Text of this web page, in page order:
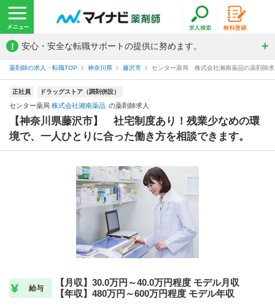
! 安心・安全な転職サポートの提供に努めます。
薬剤師の求人・転職TOP 神奈川県 藤沢市 センター薬局 株式会社湘南薬品の薬剤師
正社員 ドラッグストア（調剤併設）
センター薬局 株式会社湘南薬品 の薬剤師求人
【神奈川県藤沢市】 社宅制度あり！残業少なめの環
境で、一人ひとりに合った働き方を相談できます。
給与
【月収】30.0万円～40.0万円程度 モデル月収
【年収】480万円～600万円程度 モデル年収